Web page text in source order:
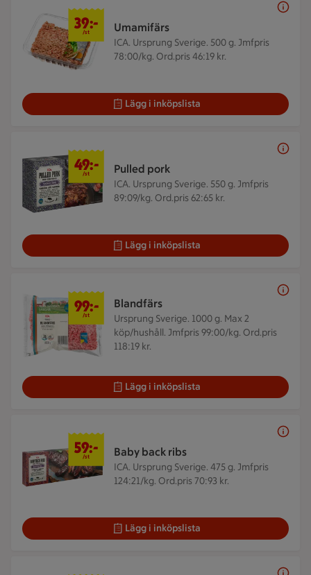
Umamifärs
ICA. Ursprung Sverige. 500 g. Jmfpris
78:00/kg. Ord.pris 46:19 kr.
39 kr/st
39:-
/st
Lägg i inköpslista
Pulled pork
ICA. Ursprung Sverige. 550 g. Jmfpris
89:09/kg. Ord.pris 62:65 kr.
49 kr/st
49:-
/st
Lägg i inköpslista
Blandfärs
Ursprung Sverige. 1000 g. Max 2
köp/hushåll. Jmfpris 99:00/kg. Ord.pris
118:19 kr.
99 kr/st
99:-
/st
Lägg i inköpslista
Baby back ribs
ICA. Ursprung Sverige. 475 g. Jmfpris
124:21/kg. Ord.pris 70:93 kr.
59 kr/st
59:-
/st
Lägg i inköpslista